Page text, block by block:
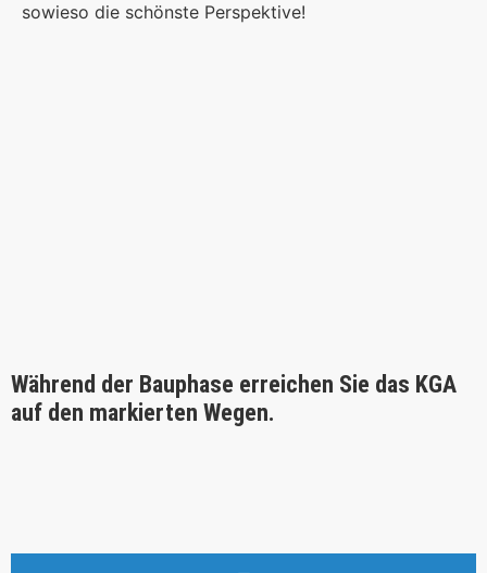
sowieso die schönste Perspektive!
Während der Bauphase erreichen Sie das KGA
auf den markierten Wegen.